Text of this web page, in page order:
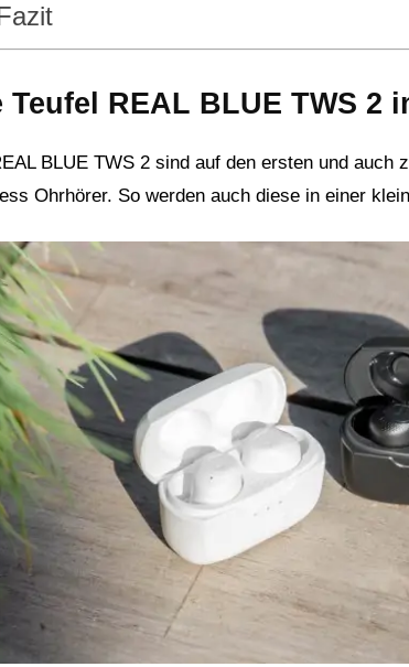
Teufel REAL BLUE TWS 2
BLUE TWS 2 sind auf den ersten und
Ohrhörer. So werden auch diese in einer